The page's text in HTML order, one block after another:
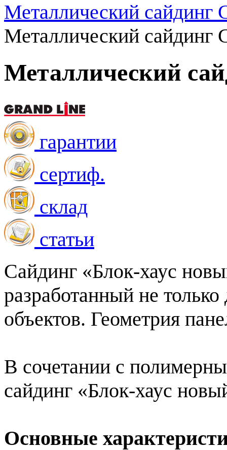
Металлический сайдинг
Металлический сайдинг
Металлический
гарантии
сертиф.
склад
статьи
Сайдинг «Блок-хаус
разработанный не
объектов. Геометрия
В сочетании с
сайдинг «Блок-хаус
Основные